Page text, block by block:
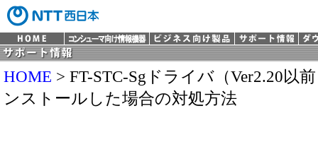
HOME > FT-STC-Sgドライバ（Ver2.20以
ンストールした場合の対処方法